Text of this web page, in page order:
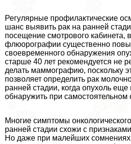
Регулярные профилактические
шанс выявить paк на ранней
посещение смотрового кабинета,
флюорографии существенно
своевременного обнаружения
старше 40 лет рекомендуется не
делать маммографию, поскольку
позволяет определить paк
ранней стадии, когда опухоль
обнаружить при самостоятельном
Многие симптомы
ранней стадии схожи с
Но даже при малейших